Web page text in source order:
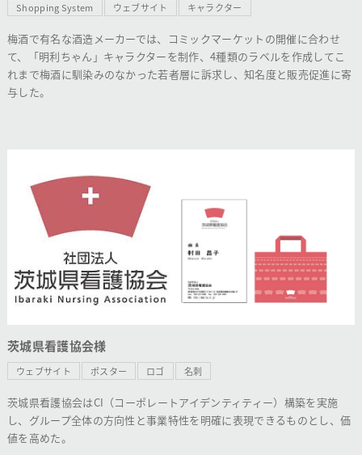
Shopping System ウェブサイト キャラクター
梅酒で有名な酒造メーカーでは、コミックマーケットの開催に合わせ
て、「明利ちゃん」キャラクターを制作、4種類のラベルを作成してこ
れまで梅酒に馴染みのなかった若者層に訴求し、知名度と販売促進に寄
与した。
茨城県看護協会様
ウェブサイト ポスター ロゴ 名刺
茨城県看護協会はCI（コーポレートアイデンティティー）構築を実施
し、グループ全体の方向性と事業特性を明確に表現できるものとし、価
値を高めた。